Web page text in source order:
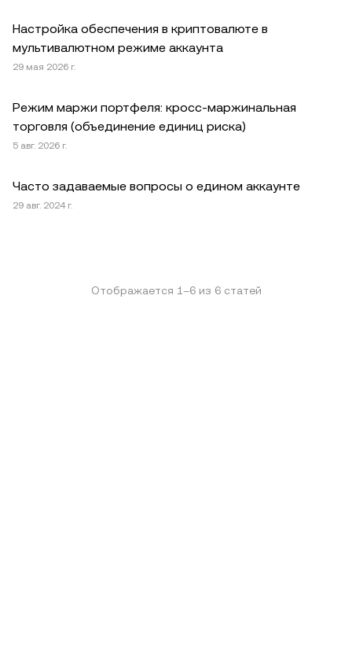
Настройка обеспечения в криптовалюте в
мультивалютном режиме аккаунта
29 мая 2026 г.
Режим маржи портфеля: кросс-маржинальная
торговля (объединение единиц риска)
5 авг. 2026 г.
Часто задаваемые вопросы о едином аккаунте
29 авг. 2024 г.
Отображается 1 –6из 6статей